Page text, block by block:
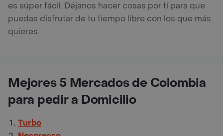
es súper fácil. Déjanos hacer cosas por ti para que
puedas disfrutar de tu tiempo libre con los que más
quieres.
Mejores 5 Mercados de Colombia
para pedir a Domicilio
Turbo